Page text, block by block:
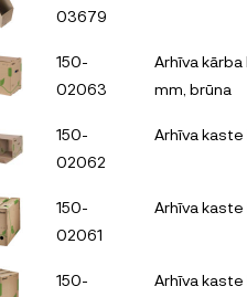
03679
150-
02063
Arhīva
mm, brūna
150-
02062
Arhīva
150-
02061
Arhīva kaste
150-
Arhīva kaste